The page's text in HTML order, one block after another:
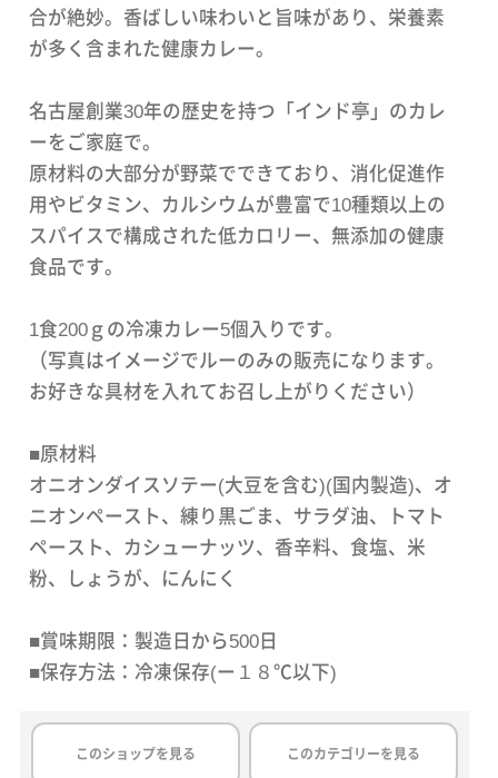
合が絶妙。香ばしい味わいと旨味があり、栄養素
が多く含まれた健康カレー。
名古屋創業30年の歴史を持つ「インド亭」のカレ
ーをご家庭で。
原材料の大部分が野菜でできており、消化促進作
用やビタミン、カルシウムが豊富で10種類以上の
スパイスで構成された低カロリー、無添加の健康
食品です。
1食200ｇの冷凍カレー5個入りです。
（写真はイメージでルーのみの販売になります。
お好きな具材を入れてお召し上がりください）
■原材料
オニオンダイスソテー(大豆を含む)(国内製造)、オ
ニオンペースト、練り黒ごま、サラダ油、トマト
ペースト、カシューナッツ、香辛料、食塩、米
粉、しょうが、にんにく
■賞味期限：製造日から500日
■保存方法：冷凍保存(ー１８℃以下)
このショップを見る このカテゴリーを見る